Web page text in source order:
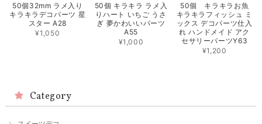
50個32mm ラメ入り
キラキラデコパーツ 星
スター A28
¥1,050
50個 キラキラ ラメ入
りハート いちご うさ
ぎ 夢かわいいパーツ
A55
¥1,000
50個 キラキラお魚
キラキラフィッシュ ミ
ックス デコパーツ仕入
れ ハンドメイド アク
セサリーパーツY63
¥1,200
Category